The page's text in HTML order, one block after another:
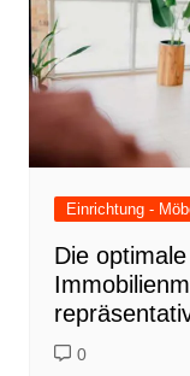
Einrichtung -
Die
0